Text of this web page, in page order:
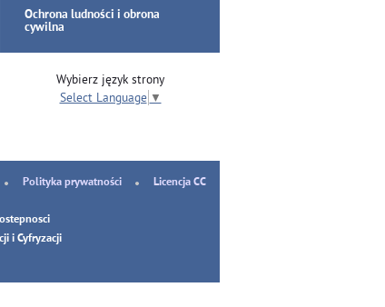
Ochrona ludności i obrona
cywilna
Wybierz język strony
Select Language ▼
Polityka prywatności Licencja CC
i Cyfryzacji